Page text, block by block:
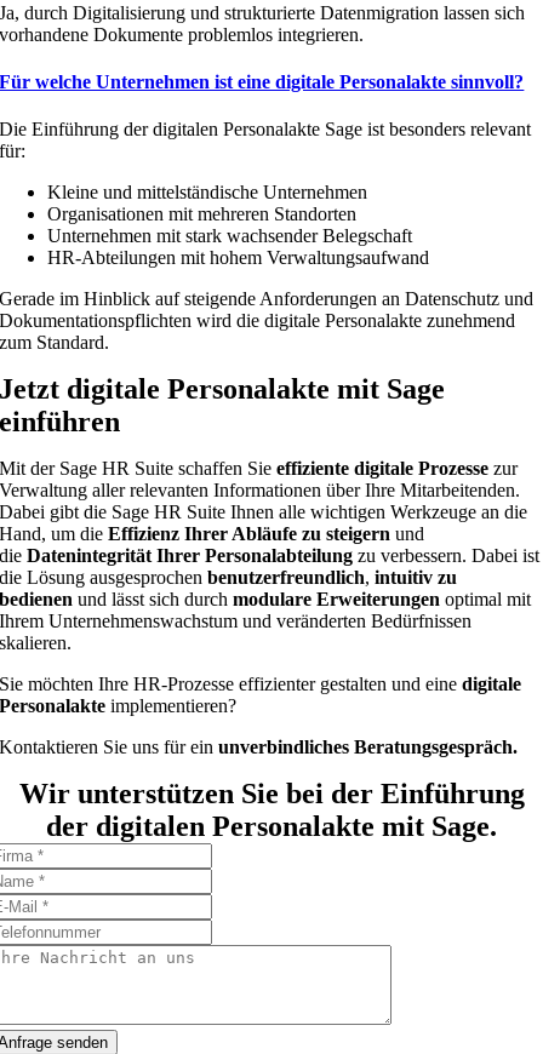
Ja, durch Digitalisierung und strukturierte Datenmigration lassen sich
vorhandene Dokumente problemlos integrieren.
Für welche Unternehmen ist eine digitale Personalakte sinnvoll?
Die Einführung der digitalen Personalakte Sage ist besonders relevant
für:
Kleine und mittelständische Unternehmen
Organisationen mit mehreren Standorten
Unternehmen mit stark wachsender Belegschaft
HR-Abteilungen mit hohem Verwaltungsaufwand
Gerade im Hinblick auf steigende Anforderungen an Datenschutz und
Dokumentationspflichten wird die digitale Personalakte zunehmend
zum Standard.
Jetzt digitale Personalakte mit Sage
einführen
Mit der Sage HR Suite schaffen Sieeffiziente digitale Prozesse zur
Verwaltung aller relevanten Informationen über Ihre Mitarbeitenden.
Dabei gibt die Sage HR Suite Ihnen alle wichtigen Werkzeuge an die
Hand, um dieEffizienz Ihrer Abläufe zu steigern und
dieDatenintegrität Ihrer Personalabteilung zu verbessern. Dabei ist
die Lösung ausgesprochenbenutzerfreundlich,intuitiv zu
bedienen und lässt sich durchmodulare Erweiterungen optimal mit
Ihrem Unternehmenswachstum und veränderten Bedürfnissen
skalieren.
Sie möchten Ihre HR-Prozesse effizienter gestalten und einedigitale
Personalakteimplementieren?
Kontaktieren Sie uns für ein unverbindliches Beratungsgespräch.
Wir unterstützen Sie bei der Einführung
der digitalen Personalakte mit Sage.
senden